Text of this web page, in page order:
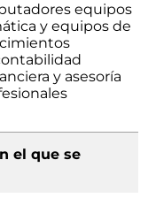
equipos
y equipos de
y asesoría
el que se